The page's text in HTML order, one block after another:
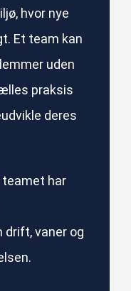
hvor nye
Et team kan
uden
praksis
deres
teamet har
drift, vaner og